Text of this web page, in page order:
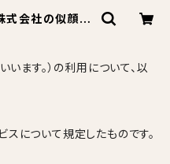
式会社の似顔絵
います。）の利用について、以
について規定したものです。